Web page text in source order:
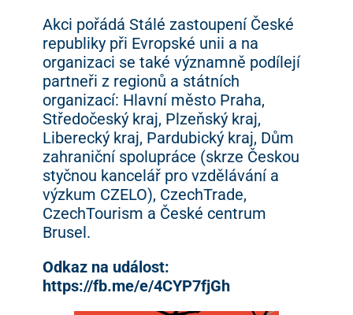
Akci pořádá Stálé zastoupení České
republiky při Evropské unii a na
organizaci se také významně podílejí
partneři z regionů a státních
organizací: Hlavní město Praha,
Středočeský kraj, Plzeňský kraj,
Liberecký kraj, Pardubický kraj, Dům
zahraniční spolupráce (skrze Českou
styčnou kancelář pro vzdělávání a
výzkum CZELO), CzechTrade,
CzechTourism a České centrum
Brusel.
Odkaz na událost:
https://fb.me/e/4CYP7fjGh